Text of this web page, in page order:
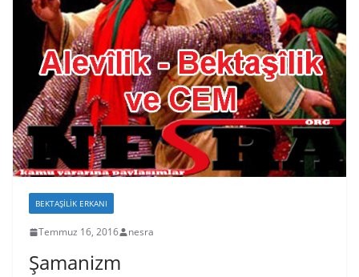
BEKTAŞILIK ERKANI
Temmuz 16, 2016 nesra
Şamanizm